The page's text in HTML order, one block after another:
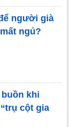
người già
ngủ?
khi
cột gia